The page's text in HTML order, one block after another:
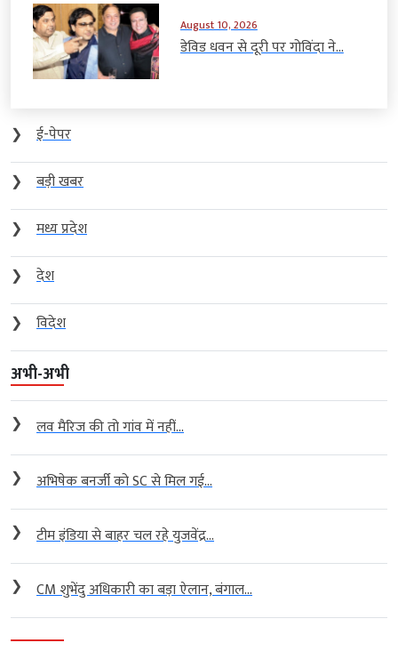
August 10, 2026
डेविड धवन से दूरी पर गोविंदा ने...
❯
ई-पेपर
❯
बड़ी खबर
❯
मध्य प्रदेश
❯
देश
❯
विदेश
अभी-अभी
❯ लव मैरिज की तो गांव में नहीं...
❯ अभिषेक बनर्जी को SC से मिल गई...
❯ टीम इंडिया से बाहर चल रहे युजवेंद्र...
❯ CM शुभेंदु अधिकारी का बड़ा ऐलान, बंगाल...